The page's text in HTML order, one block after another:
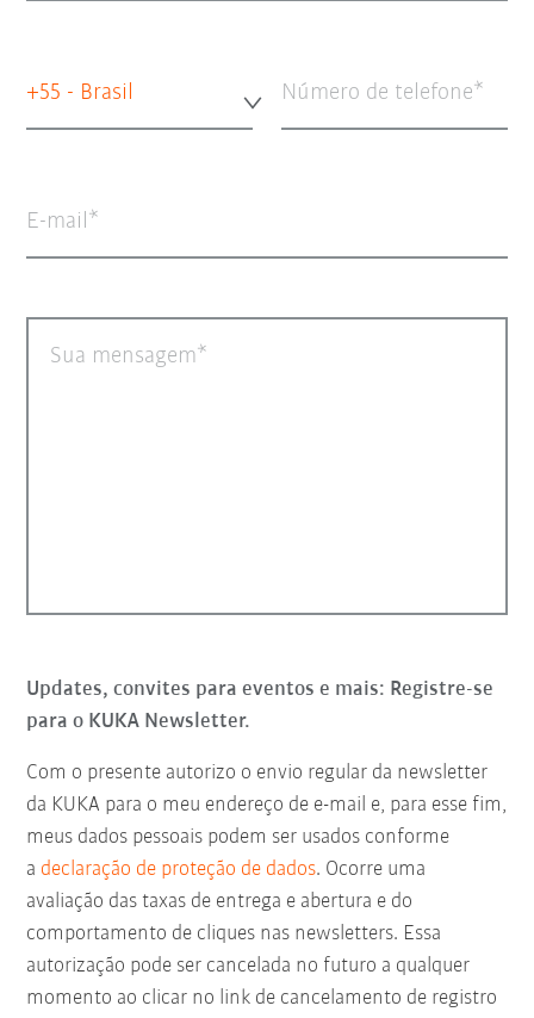
+55 - Brasil Número de telefone
E-mail
Sua mensagem
Updates, convites para eventos e mais: Registre-se
para o KUKA Newsletter.
Com o presente autorizo o envio regular da newsletter
da KUKA para o meu endereço de e-mail e, para esse fim,
meus dados pessoais podem ser usados conforme
a declaração de proteção de dados. Ocorre uma
avaliação das taxas de entrega e abertura e do
comportamento de cliques nas newsletters. Essa
autorização pode ser cancelada no futuro a qualquer
momento ao clicar no link de cancelamento de registro